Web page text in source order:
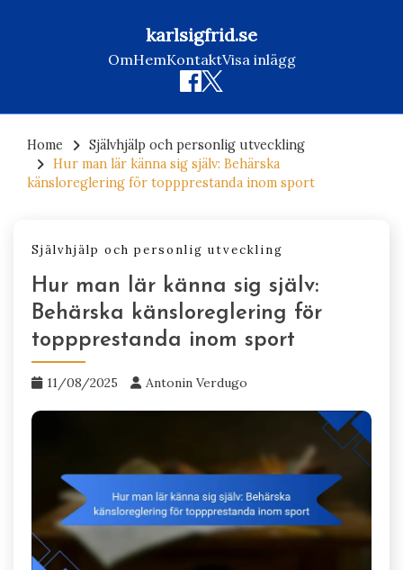
karlsigfrid.se
OmHemKontaktVisa inlägg
content
Home
Självhjälp och personlig utveckling
Hur man lär känna sig själv: Behärska
känsloreglering för toppprestanda inom sport
Självhjälp och personlig utveckling
Hur man lär känna sig själv:
Behärska känsloreglering för
toppprestanda inom sport
11/08/2025 Antonin Verdugo